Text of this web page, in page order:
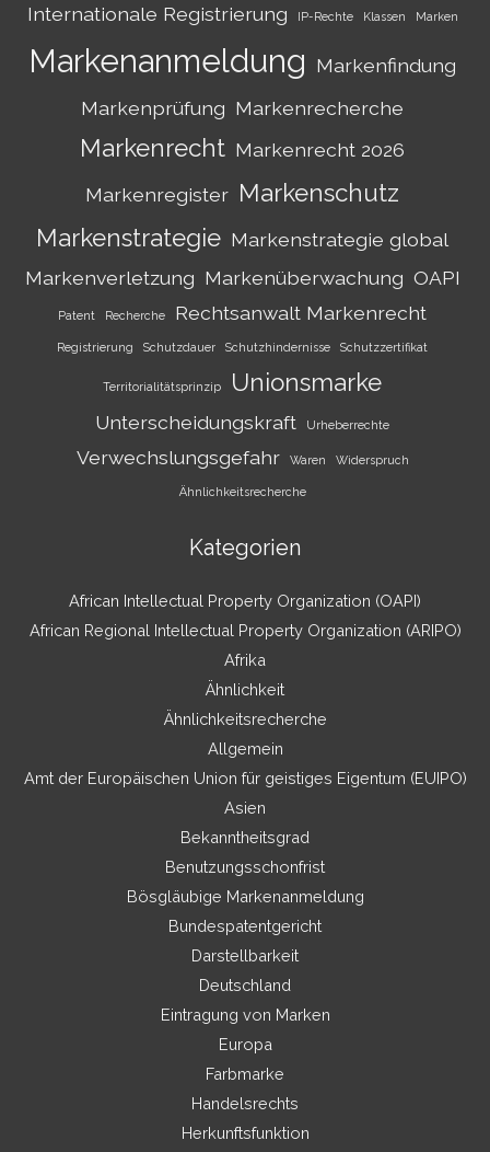
Internationale Registrierung IP-Rechte Klassen Marken
Markenanmeldung Markenfindung
Markenprüfung Markenrecherche
Markenrecht Markenrecht 2026
Markenregister Markenschutz
Markenstrategie Markenstrategie global
Markenverletzung Markenüberwachung OAPI
Patent Recherche Rechtsanwalt Markenrecht
Registrierung Schutzdauer Schutzhindernisse Schutzzertifikat
Territorialitätsprinzip Unionsmarke
Unterscheidungskraft Urheberrechte
Verwechslungsgefahr Waren Widerspruch
Ähnlichkeitsrecherche
Kategorien
African Intellectual Property Organization (OAPI)
African Regional Intellectual Property Organization (ARIPO)
Afrika
Ähnlichkeit
Ähnlichkeitsrecherche
Allgemein
Amt der Europäischen Union für geistiges Eigentum (EUIPO)
Asien
Bekanntheitsgrad
Benutzungsschonfrist
Bösgläubige Markenanmeldung
Bundespatentgericht
Darstellbarkeit
Deutschland
Eintragung von Marken
Europa
Farbmarke
Handelsrechts
Herkunftsfunktion